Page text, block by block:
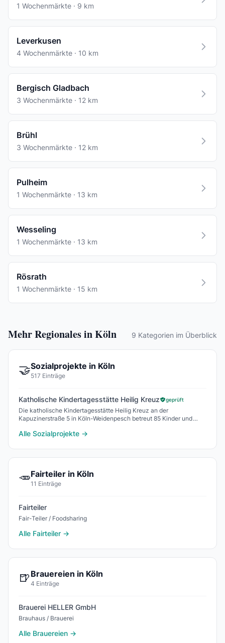
1 Wochenmärkte · 9 km
Leverkusen
4 Wochenmärkte · 10 km
Bergisch Gladbach
3 Wochenmärkte · 12 km
Brühl
3 Wochenmärkte · 12 km
Pulheim
1 Wochenmärkte · 13 km
Wesseling
1 Wochenmärkte · 13 km
Rösrath
1 Wochenmärkte · 15 km
Mehr Regionales in Köln 9 Kategorien im Überblick
🤝Sozialprojekte in Köln
517 Einträge
Katholische Kindertagesstätte Heilig Kreuz geprüft
Die katholische Kindertagesstätte Heilig Kreuz an der
Kapuzinerstraße 5 in Köln-Weidenpesch betreut 85 Kinder und
Alle Sozialprojekte →
🥕Fairteiler in Köln
11 Einträge
Fairteiler
Fair-Teiler / Foodsharing
Alle Fairteiler →
🍺 Brauereien in Köln
4 Einträge
Brauerei HELLER GmbH
Brauhaus / Brauerei
Alle Brauereien →